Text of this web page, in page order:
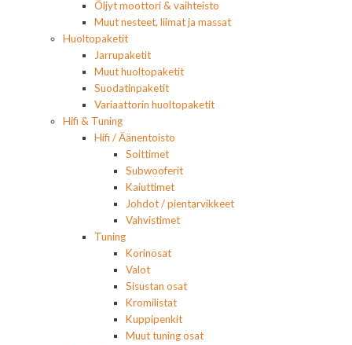
Öljyt moottori & vaihteisto
Muut nesteet, liimat ja massat
Huoltopaketit
Jarrupaketit
Muut huoltopaketit
Suodatinpaketit
Variaattorin huoltopaketit
Hifi & Tuning
Hifi / Äänentoisto
Soittimet
Subwooferit
Kaiuttimet
Johdot / pientarvikkeet
Vahvistimet
Tuning
Korinosat
Valot
Sisustan osat
Kromilistat
Kuppipenkit
Muut tuning osat